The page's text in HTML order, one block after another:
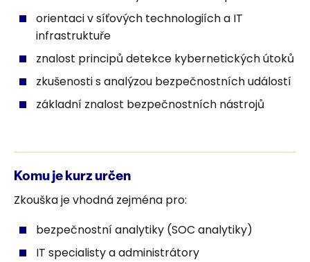
orientaci v síťových technologiích a IT
infrastruktuře
znalost principů detekce kybernetických útoků
zkušenosti s analýzou bezpečnostních událostí
základní znalost bezpečnostních nástrojů
Komu je kurz určen
Zkouška je vhodná zejména pro:
bezpečnostní analytiky (SOC analytiky)
IT specialisty a administrátory